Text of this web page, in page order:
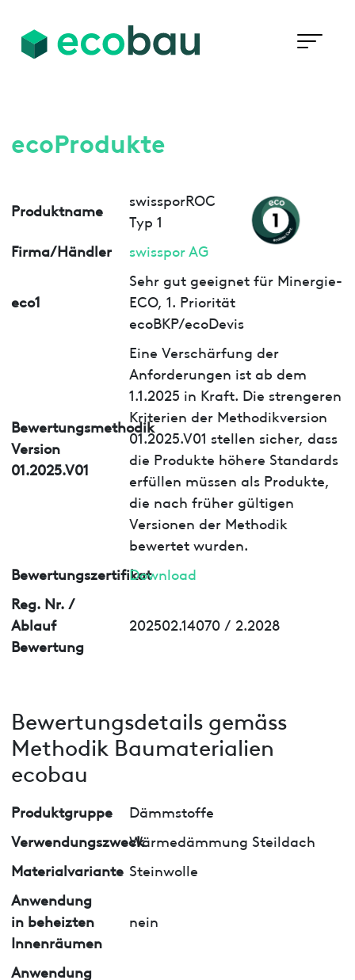
ecoProdukte
Produktname
swissporROC
Typ 1
Firma/Händler
swisspor AG
eco1
Sehr gut geeignet für Minergie-
ECO, 1. Priorität
ecoBKP/ecoDevis
Bewertungsmethodik
Version
01.2025.V01
Eine Verschärfung der
Anforderungen ist ab dem
1.1.2025 in Kraft. Die strengeren
Kriterien der Methodikversion
01.2025.V01 stellen sicher, dass
die Produkte höhere Standards
erfüllen müssen als Produkte,
die nach früher gültigen
Versionen der Methodik
bewertet wurden.
BewertungszertifikatDownload
Reg. Nr. /
Ablauf
Bewertung
202502.14070 / 2.2028
Bewertungsdetails gemäss
Methodik Baumaterialien
ecobau
Produktgruppe
Dämmstoffe
VerwendungszweckWärmedämmung Steildach
Materialvariante Steinwolle
Anwendung
in beheizten
Innenräumen
nein
Anwendung